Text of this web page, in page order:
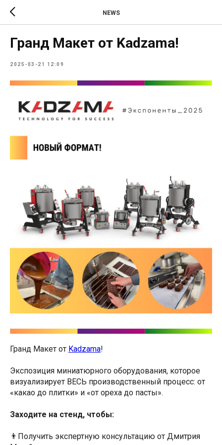
NEWS
Гранд Макет от Kadzama!
2025-03-21 12:09
Гранд Макет от Kadzama!
Экспозиция миниатюрного оборудования, которое
визуализирует ВЕСЬ производственный процесс: от
«какао до плитки» и «от ореха до пасты».
Заходите на стенд, чтобы:
👨Получить экспертную консультацию от Дмитрия